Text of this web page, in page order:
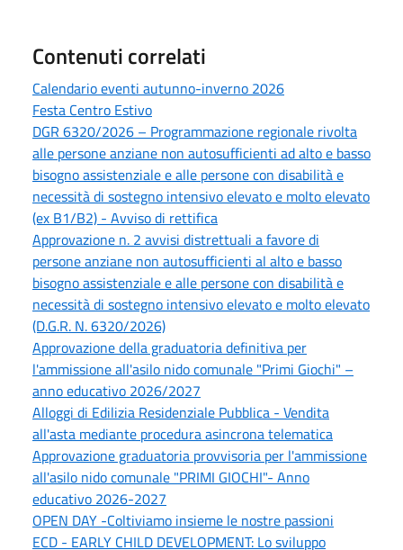
Contenuti correlati
Calendario eventi autunno-inverno 2026
Festa Centro Estivo
DGR 6320/2026 – Programmazione regionale rivolta
alle persone anziane non autosufficienti ad alto e basso
bisogno assistenziale e alle persone con disabilità e
necessità di sostegno intensivo elevato e molto elevato
(ex B1/B2) - Avviso di rettifica
Approvazione n. 2 avvisi distrettuali a favore di
persone anziane non autosufficienti al alto e basso
bisogno assistenziale e alle persone con disabilità e
necessità di sostegno intensivo elevato e molto elevato
(D.G.R. N. 6320/2026)
Approvazione della graduatoria definitiva per
l'ammissione all'asilo nido comunale "Primi Giochi" –
anno educativo 2026/2027
Alloggi di Edilizia Residenziale Pubblica - Vendita
all'asta mediante procedura asincrona telematica
Approvazione graduatoria provvisoria per l'ammissione
all'asilo nido comunale "PRIMI GIOCHI"- Anno
educativo 2026-2027
OPEN DAY -Coltiviamo insieme le nostre passioni
ECD - EARLY CHILD DEVELOPMENT: Lo sviluppo